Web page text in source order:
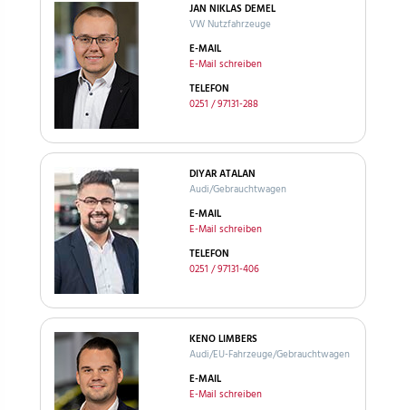
JAN NIKLAS DEMEL
VW Nutzfahrzeuge
E-MAIL
E-Mail schreiben
TELEFON
0251 / 97131-288
DIYAR ATALAN
Audi/Gebrauchtwagen
E-MAIL
E-Mail schreiben
TELEFON
0251 / 97131-406
KENO LIMBERS
Audi/EU-Fahrzeuge/Gebrauchtwagen
E-MAIL
E-Mail schreiben